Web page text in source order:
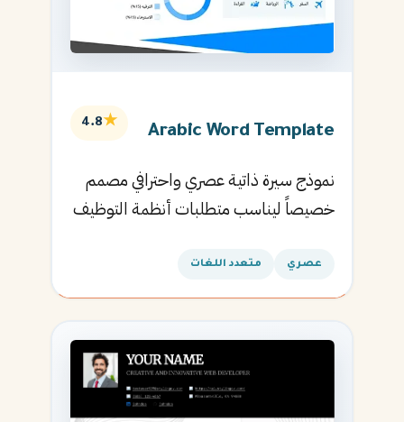
Arabic Word Template
★
4.8
نموذج سيرة ذاتية عصري واحترافي مصمم
خصيصاً ليناسب متطلبات أنظمة التوظيف
القادمة.
عصري متعدد اللغات